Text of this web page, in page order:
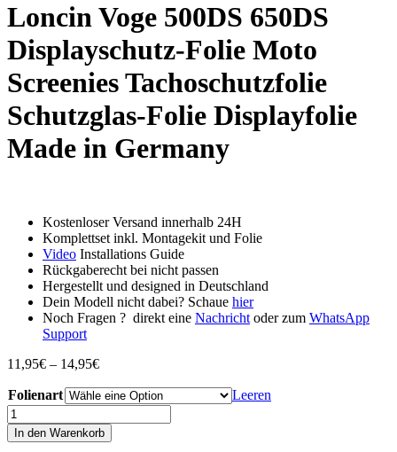
Loncin Voge 500DS 650DS
Displayschutz-Folie Moto
Screenies Tachoschutzfolie
Schutzglas-Folie Displayfolie
Made in Germany
Kostenloser Versand innerhalb 24H
Komplettset inkl. Montagekit und Folie
Video Installations Guide
Rückgaberecht bei nicht passen
Hergestellt und designed in Deutschland
Dein Modell nicht dabei? Schaue hier
Noch Fragen ? direkt eine Nachricht oder zum WhatsApp
Support
11,95€ – 14,95€Preisspanne:
bis
14,95€
Folienart
Leeren
Loncin
Voge
500DS
In den Warenkorb